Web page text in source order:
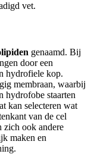
vet.
genaamd. Bij
door een
hydrofiele kop.
membraan, waarbij
hydrofobe staarten
kan selecteren wat
van de cel
zich ook andere
maken en